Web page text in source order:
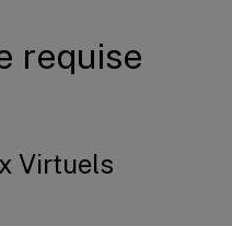
requise
Virtuels